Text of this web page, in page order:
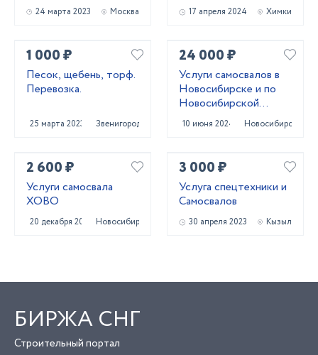
24 марта 2023 Москва 17 апреля 2024 Химки
1 000 ₽
Песок, щебень, торф.
Перевозка.
25 марта 2023 Звенигород
24 000 ₽
Услуги самосвалов в
Новосибирске и по
Новосибирской
области
10 июня 2024 Новосибирск
2 600 ₽
Услуги самосвала
ХОВО
20 декабря 2023 Новосибирск
3 000 ₽
Услуга спецтехники и
Самосвалов
30 апреля 2023 Кызыл
БИРЖА СНГ
Строительный портал